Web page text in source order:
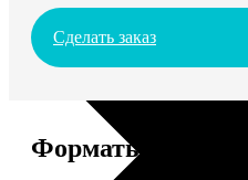
Сделать заказ
Форматы и цены